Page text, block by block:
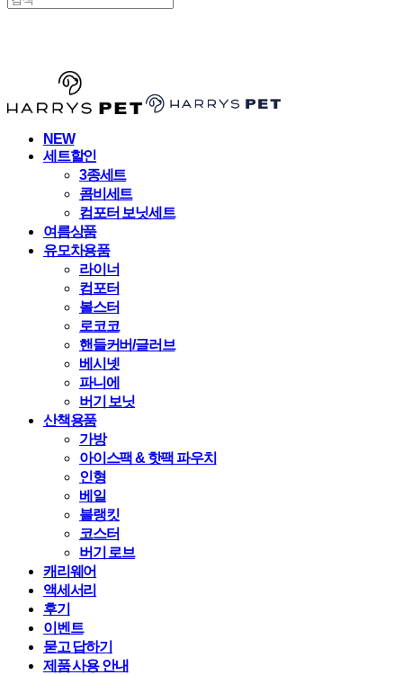
NEW
세트할인
3종세트
콤비세트
컴포터 보닛세트
여름상품
유모차용품
라이너
컴포터
볼스터
로코코
핸들커버/글러브
베시넷
파니에
버기 보닛
산책용품
가방
아이스팩 & 핫팩 파우치
인형
베일
블랭킷
코스터
버기 로브
캐리웨어
액세서리
후기
이벤트
묻고 답하기
제품 사용 안내